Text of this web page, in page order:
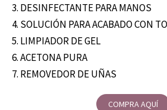
3. DESINFECTANTE PARA MANOS
4. SOLUCIÓN PARA ACABADO CON
5. LIMPIADOR DE GEL
6. ACETONA PURA
7. REMOVEDOR DE UÑAS
COMPRA AQUÍ